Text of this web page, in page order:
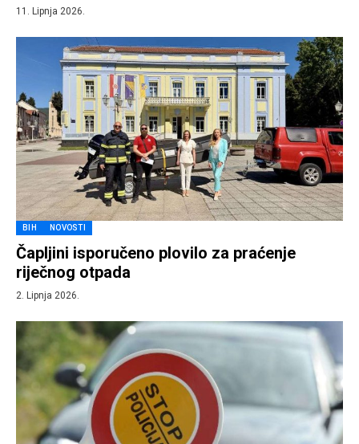
11. Lipnja 2026.
BIH NOVOSTI
Čapljini isporučeno plovilo za praćenje
riječnog otpada
2. Lipnja 2026.